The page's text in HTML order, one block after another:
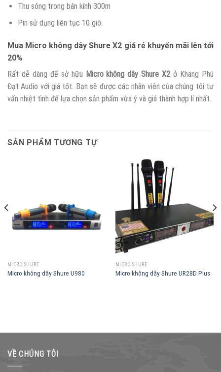
Thu sóng trong bán kính 300m
Pin sử dụng liên tục 10 giờ.
Mua Micro không dây Shure X2 giá rẻ khuyến mãi lên tới
20%
Rất dễ dàng để sở hữu Micro không dây Shure X2 ở Khang Phú
Đạt Audio với giá tốt. Bạn sẽ được các nhân viên của chúng tôi tư
vấn nhiệt tình để lựa chọn sản phẩm vừa ý và giá thành hợp lí nhất.
SẢN PHẨM TƯƠNG TỰ
MICRO SHURE
Micro không dây Shure U980
MICRO SHURE
Micro không dây Shure UR28D Plus
VỀ CHÚNG TÔI